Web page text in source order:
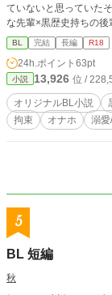
ていないと思っていたそ
な先輩×黒歴史持ちの
軽いスパンキングや鞭
いて軽く触れている描
BL 完結 長編 R18
24h.ポイント 63pt
小説 13,926 位 /
オリジナルBL小説
拘束
オナホ 溺
5
BL 短編
秋